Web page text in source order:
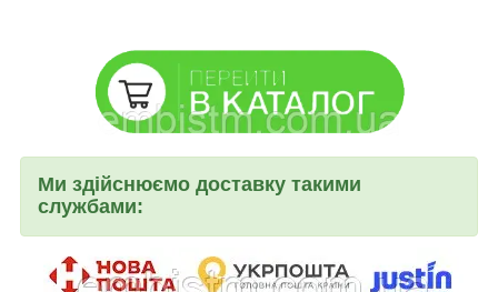
Ми здійснюємо доставку такими
службами: